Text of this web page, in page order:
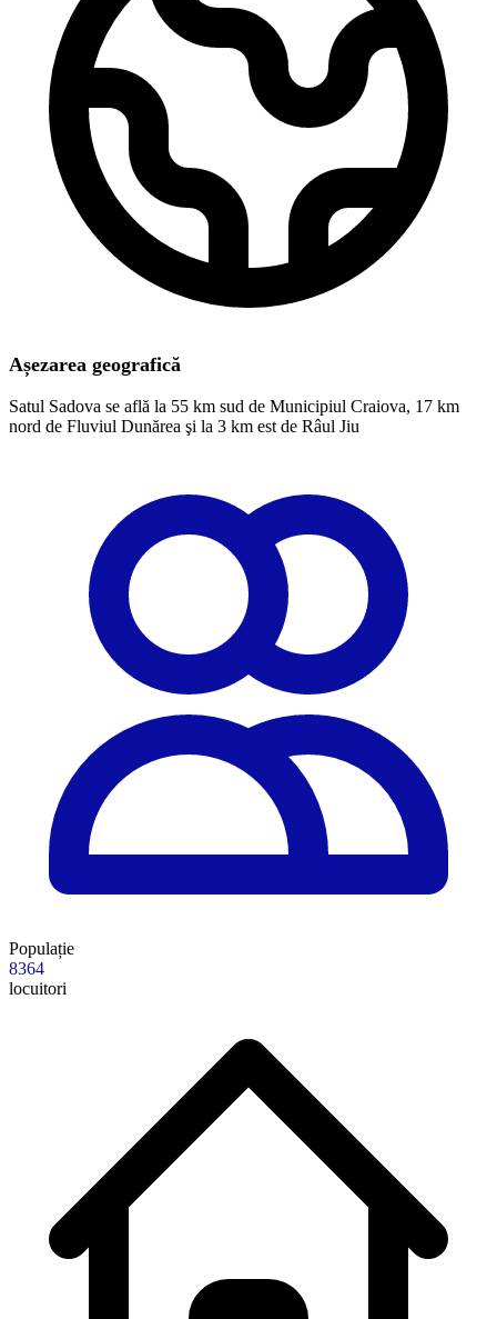
Așezarea geografică
Satul Sadova se află la 55 km sud de Municipiul Craiova, 17 km
nord de Fluviul Dunărea şi la 3 km est de Râul Jiu
Populație
8364
locuitori